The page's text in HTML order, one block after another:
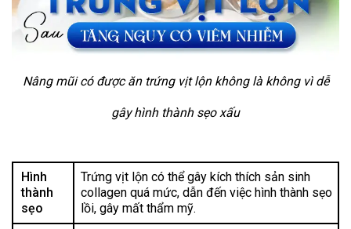
Nâng mũi có được ăn trứng vịt lộn không là không vì dễ
gây hình thành sẹo xấu
Hình
thành
sẹo
Trứng vịt lộn có thể gây kích thích sản sinh
collagen quá mức, dẫn đến việc hình thành sẹo
lồi, gây mất thẩm mỹ.